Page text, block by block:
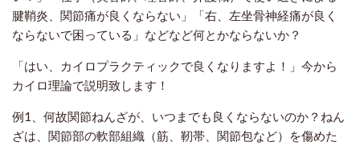
腱鞘炎、関節痛が良くならない」「右、左坐骨神経痛が良く
ならないで困っている」などなど何とかならないか？
「はい、カイロプラクティックで良くなりますよ！」今から
カイロ理論で説明致します！
例1、何故関節ねんざが、いつまでも良くならないのか？ねん
ざは、関節部の軟部組織（筋、靭帯、関節包など）を傷めた